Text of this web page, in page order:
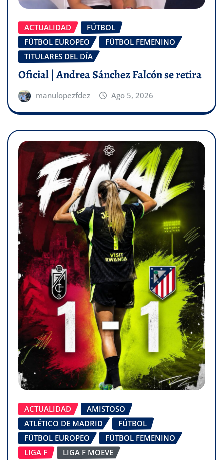
ACTUALIDAD
FÚTBOL
FÚTBOL EUROPEO
FÚTBOL FEMENINO
TITULARES DEL DÍA
Oficial | Andrea Sánchez Falcón se retira
manulopezfdez Ago 5, 2026
ACTUALIDAD
AMISTOSO
ATLÉTICO DE MADRID
FÚTBOL
FÚTBOL EUROPEO
FÚTBOL FEMENINO
LIGA F
LIGA F MOEVE